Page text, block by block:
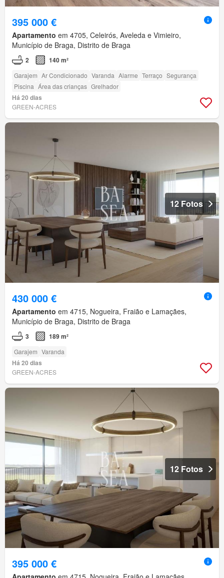
395 000 €
Apartamento em 4705, Celeirós, Aveleda e Vimieiro,
Município de Braga, Distrito de Braga
2 140 m²
Garajem Ar Condicionado Varanda Alarme Terraço Segurança
Piscina Área das crianças Grelhador
Há 20 dias
GREEN-ACRES
12 Fotos
430 000 €
Apartamento em 4715, Nogueira, Fraião e Lamaçães,
Município de Braga, Distrito de Braga
3 189 m²
Garajem Varanda
Há 20 dias
GREEN-ACRES
12 Fotos
395 000 €